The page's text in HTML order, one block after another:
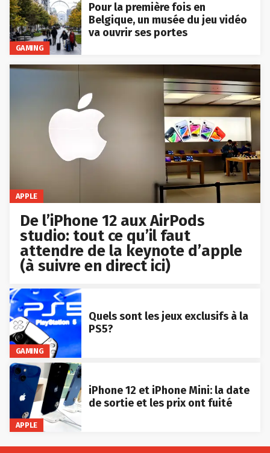
GAMING
Pour la première fois en
Belgique, un musée du jeu vidéo
va ouvrir ses portes
APPLE
De l’iPhone 12 aux AirPods
studio: tout ce qu’il faut
attendre de la keynote d’apple
(à suivre en direct ici)
GAMING
Quels sont les jeux exclusifs à la
PS5?
APPLE
iPhone 12 et iPhone Mini: la date
de sortie et les prix ont fuité